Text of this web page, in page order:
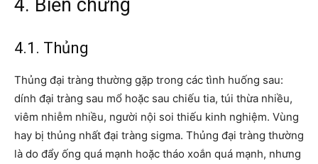
4. Biến chứng
4.1. Thủng
Thủng đại tràng thường gặp trong các tình huống sau:
dính đại tràng sau mổ hoặc sau chiếu tia, túi thừa nhiều,
viêm nhiễm nhiều, người nội soi thiếu kinh nghiệm. Vùng
hay bị thủng nhất đại tràng sigma. Thủng đại tràng thường
là do đẩy ống quá mạnh hoặc tháo xoắn quá mạnh, nhưng